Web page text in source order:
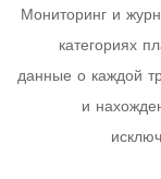
Мониторинг и
категориях
данные о каждой
и